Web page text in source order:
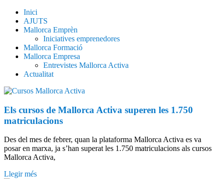
Inici
AJUTS
Mallorca Emprèn
Iniciatives emprenedores
Mallorca Formació
Mallorca Empresa
Entrevistes Mallorca Activa
Actualitat
Els cursos de Mallorca Activa superen les 1.750
matriculacions
Des del mes de febrer, quan la plataforma Mallorca Activa es va
posar en marxa, ja s’han superat les 1.750 matriculacions als cursos
Mallorca Activa,
Llegir més